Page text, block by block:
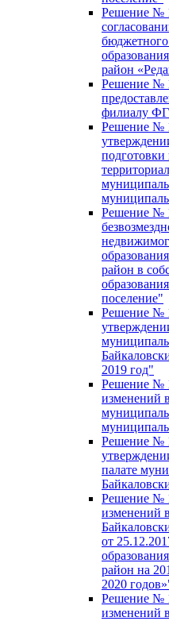
Решение №
район
Решение №
филиалу
Решение №
Решение №
район в
поселение"
Решение №
2019 год"
Решение №
изменений
Решение №
палате
Решение №
изменений
от
район на
2020
Решение №
изменений